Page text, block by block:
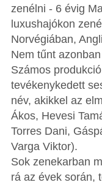
zenélni - 6 évig
luxushajókon
Norvégiában,
Nem tűnt
Számos
tevékenykedett
név, akikkel az
Ákos, Hevesi
Torres Dani,
Varga Viktor).
Sok zenekarban
rá az évek során,